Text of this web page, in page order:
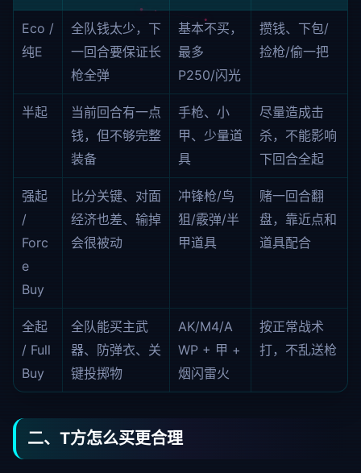
Eco /
纯E
全队钱太少，下
一回合要保证长
枪全弹
基本不买，
最多
P250/闪光
攒钱、下包/
捡枪/偷一把
半起
当前回合有一点
钱，但不够完整
装备
手枪、小
甲、少量道
具
尽量造成击
杀，不能影响
下回合全起
强起
/
Forc
e
Buy
比分关键、对面
经济也差、输掉
会很被动
冲锋枪/鸟
狙/霰弹/半
甲道具
赌一回合翻
盘，靠近点和
道具配合
全起
/ Full
Buy
全队能买主武
器、防弹衣、关
键投掷物
AK/M4/A
WP + 甲 +
烟闪雷火
按正常战术
打，不乱送枪
二、T方怎么买更合理